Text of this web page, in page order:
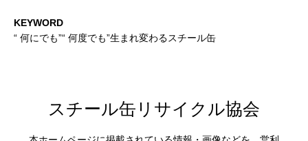
KEYWORD
“ 何にでも”“ 何度でも”生まれ変わるスチール缶
スチール缶リサイクル協会